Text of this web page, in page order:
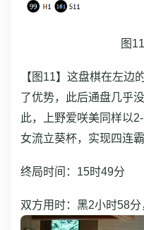
图
【图11】这盘棋在左边
了优势，此后通盘几乎
此，上野爱咲美同样以
女流立葵杯，实现四连霸
终局时间：15时49分
双方用时：黑2小时58